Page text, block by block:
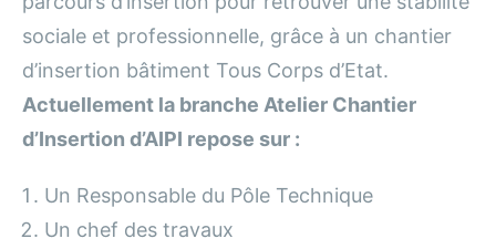
sociale et professionnelle, grâce à un chantier
d’insertion bâtiment Tous Corps d’Etat.
Actuellement la branche Atelier Chantier
d’Insertion d’AIPI repose sur :
Un Responsable du Pôle Technique
Un chef des travaux